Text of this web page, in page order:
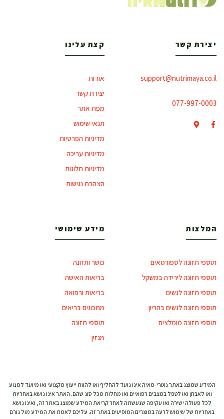
יצירת קשר
support@nutrimaya.co.il
077-997-0003
קצת עלינו
אודות
יצירת קשר
מפת אתר
תנאי שימוש
מדיניות הפרטיות
מדיניות עריכה
מדיניות תלונות
הצהרת נגישות
המלצות
תוספי תזונה לספורטאים
תוספי תזונה לירידה במשקל
תוספי תזונה לנשים
תוספי תזונה לנשים בהריון
תוספי תזונה מומלצים
מידע שימושי
כושר ותזונה
בריאות האישה
בריאות ורפואה
מתכונים בריאים
תוספי תזונה
מגזין
המידע שמוצג באתר נוטרי-מאיה אינו נועד להחליף ואו להוות ייעוץ מקצועי ואו מיועד למנוע
ואו לאבחן ואו לטפל במצבים רפואיים ואו מחלות מכל סוג שהם. האתר אינו נושא באחריות
לכל פעולה ישירה ואו עקיפה שנעשתה לאחר קריאת המידע שמוצג באתר זה, ואינו נושא
באחריות של שימוש לרעה במוצרים המופיעים באתר זה. עליכם לאמת את המידע מול גורם